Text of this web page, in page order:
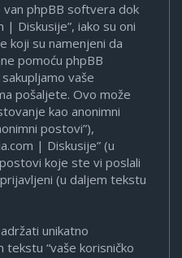
van phpBB softvera dok
| Diskusije”, iako su oni
koji su namenjeni da
pomoću phpBB
vaše
pošaljete. Ovo može
kao anonimni
postovi”),
| Diskusije” (u
koje ste vi poslali
(u daljem tekstu
unikatno
“vaše korisničko